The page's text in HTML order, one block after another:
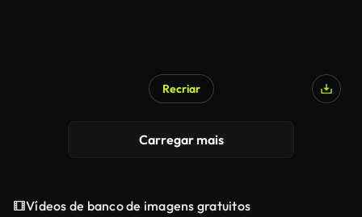
Recriar
Carregar mais
Vídeos de banco de imagens gratuitos